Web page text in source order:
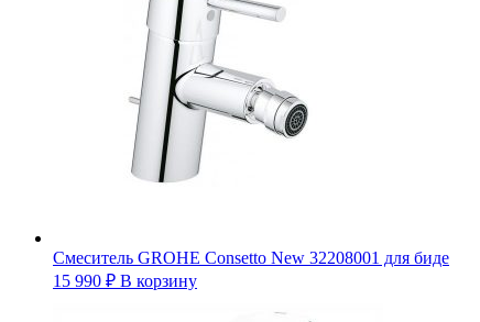
Смеситель GROHE Consetto New 32208001 для биде
15 990 ₽ В корзину